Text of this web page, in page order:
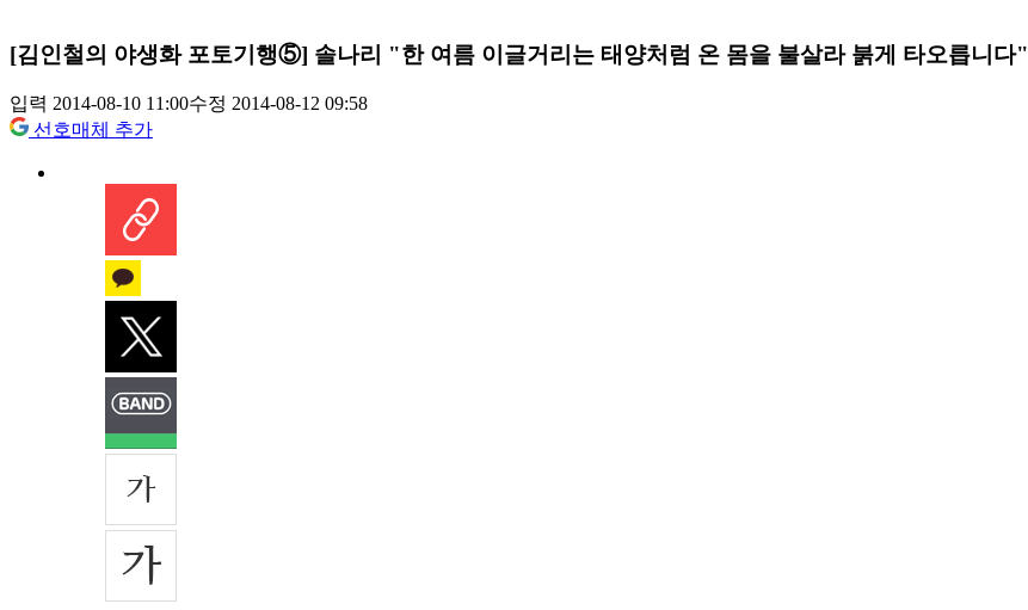
[김인철의 야생화 포토기행⑤] 솔나리 "한 여름 이글거리는 태양처럼 온 몸을 불살라 붉게 타오릅니다"
입력 2014-08-10 11:00수정 2014-08-12 09:58
선호매체 추가